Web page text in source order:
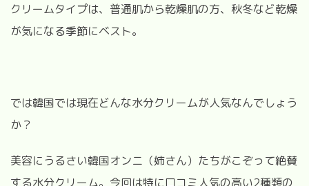
クリームタイプは、普通肌から乾燥肌の方、秋冬など乾燥
が気になる季節にベスト。
では韓国では現在どんな水分クリームが人気なんでしょう
か？
美容にうるさい韓国オンニ（姉さん）たちがこぞって絶賛
する水分クリーム。今回は特に口コミ人気の高い2種類の